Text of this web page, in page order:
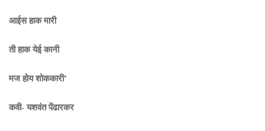
आईस हाक मारी
ती हाक येई कानी
मज होय शोककारी’
कवी- यशवंत पेंढारकर